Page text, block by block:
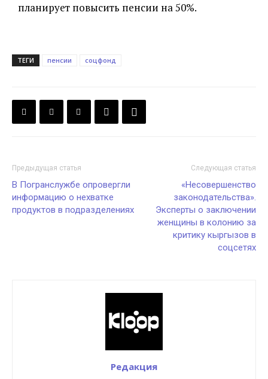
планирует повысить пенсии на 50%.
ТЕГИ пенсии соцфонд
Предыдущая статья
В Погранслужбе опровергли
информацию о нехватке
продуктов в подразделениях
Следующая статья
«Несовершенство
законодательства».
Эксперты о заключении
женщины в колонию за
критику кыргызов в
соцсетях
Редакция